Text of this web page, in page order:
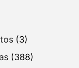
(3)
(388)